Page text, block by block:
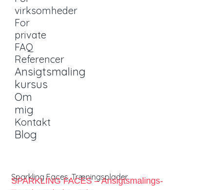
virksomheder
For
private
FAQ
Referencer
Ansigtsmaling
kursus
Om
mig
Kontakt
Blog
Sparkling Faces,Træningsplader
SPARKLING FACES – Ansigtsmalings-